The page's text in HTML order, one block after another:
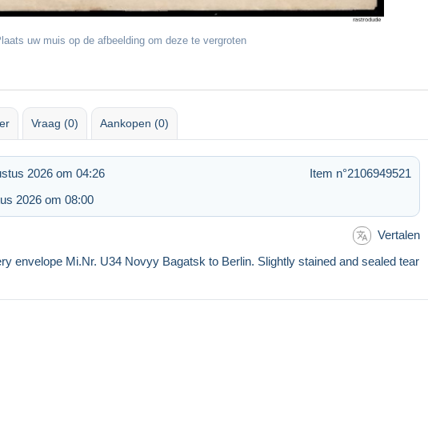
uw muis op de afbeelding om deze te vergroten
Vraag (0) Aankopen (0)
2026 om 04:26
Item n°2106949521
2026 om 08:00
Vertalen
envelope Mi.Nr. U34 Novyy Bagatsk to Berlin. Slightly stained and sealed tear